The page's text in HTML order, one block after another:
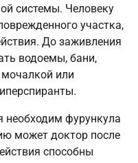
системы. Человеку
участка,
До заживления
водоемы, бани,
или
необходим фурункула
может доктор после
способны